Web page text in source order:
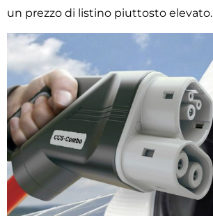
un prezzo di listino piuttosto elevato.